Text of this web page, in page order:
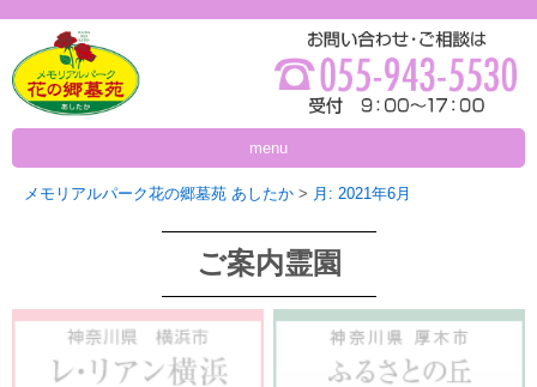
menu
メモリアルパーク花の郷墓苑 あしたか > 月: 2021年6月
ご案内霊園